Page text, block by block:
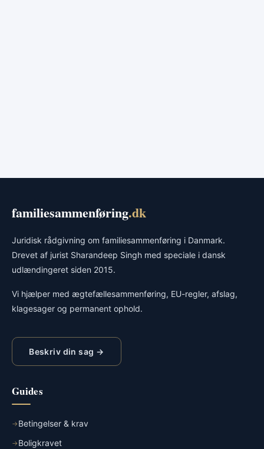
familiesammenføring.dk
Juridisk rådgivning om familiesammenføring i Danmark.
Drevet af jurist Sharandeep Singh med speciale i dansk
udlændingeret siden 2015.
Vi hjælper med ægtefællesammenføring, EU-regler, afslag,
klagesager og permanent ophold.
Beskriv din sag →
Guides
Betingelser & krav
Boligkravet